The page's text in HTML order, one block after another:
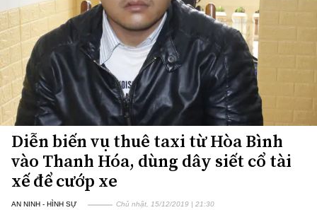
Diễn biến vụ thuê taxi từ Hòa Bình
vào Thanh Hóa, dùng dây siết cổ tài
xế để cướp xe
AN NINH - HÌNH SỰ Chủ nhật, 15/12/2019 | 21:30